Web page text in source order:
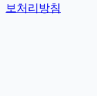
보처리방침